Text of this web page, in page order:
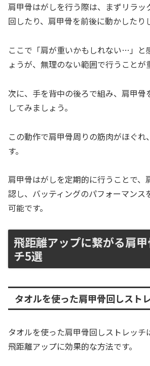
肩甲骨はがしを行う際は、まずリラッ
回したり、肩甲骨を前後に動かしたり
ここで「肩が重いかもしれない…」と
ょうが、無理のない範囲で行うことが
次に、手を背中の後ろで組み、肩甲骨
してみましょう。
この動作で肩甲骨周りの筋肉がほぐれ
す。
肩甲骨はがしを定期的に行うことで、
認し、バッティングのパフォーマンス
可能です。
飛距離アップに繋がる肩
チ5選
タオルを使った肩甲骨回しスト
タオルを使った肩甲骨回しストレッチ
飛距離アップに効果的な方法です。